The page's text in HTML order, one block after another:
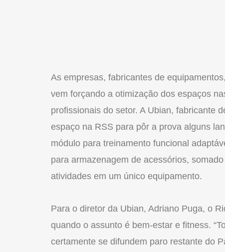
As empresas, fabricantes de
vem forçando a otimização dos espaços
profissionais do setor. A Ubian, fabricante
espaço na RSS para pôr a prova alguns
módulo para treinamento funcional
para armazenagem de acessórios,
atividades em um único equipamento.
Para o diretor da Ubian, Adriano Puga, o
quando o assunto é bem-estar e fitness.
certamente se difundem paro restante do